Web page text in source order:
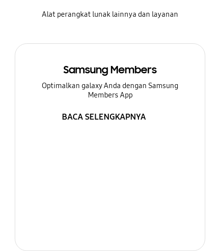
Alat perangkat lunak lainnya dan layanan
Samsung Members
Optimalkan galaxy Anda dengan Samsung
Members App
BACA SELENGKAPNYA